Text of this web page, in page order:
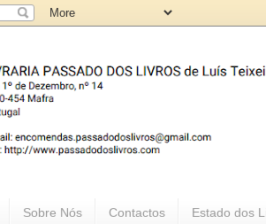
Sobre Nós Contactos Estado dos